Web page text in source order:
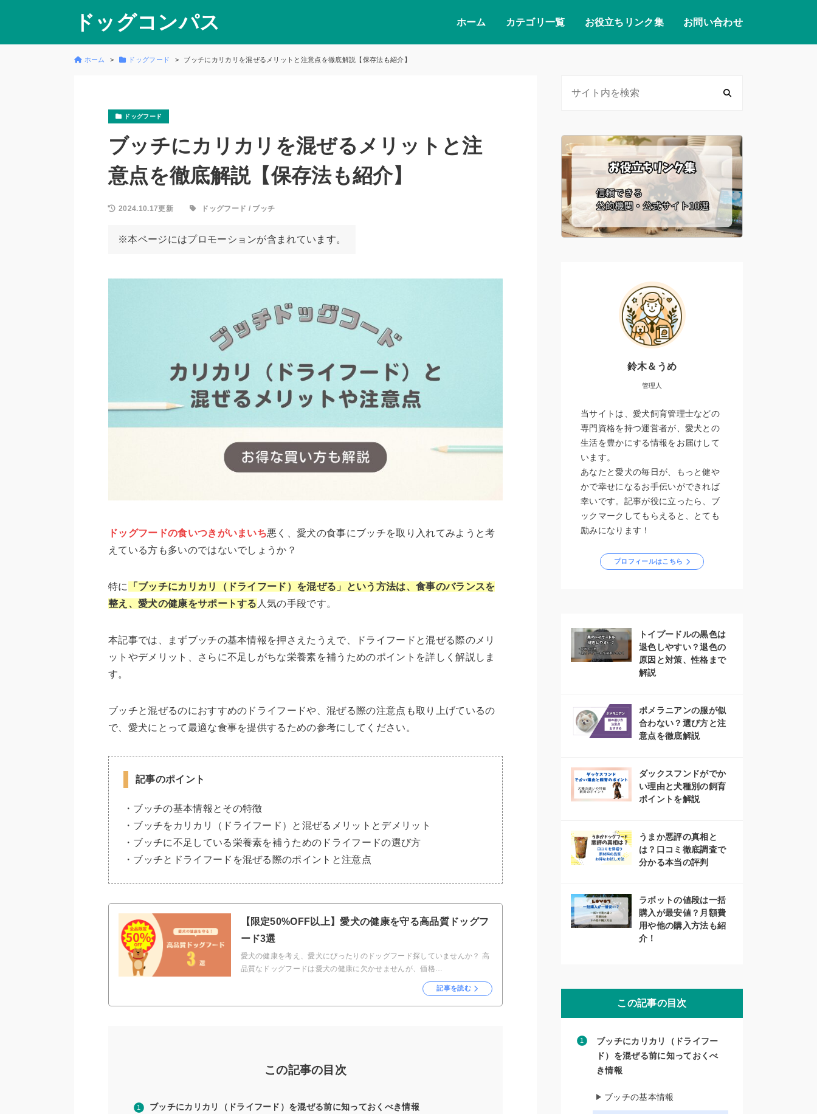
ドッグコンパス ホーム カテゴリ一覧 お役立ちリンク集 お問い合わせ
ホーム ドッグフード ブッチにカリカリを混ぜるメリットと注意点を徹底解説【保存法も紹介】
ドッグフード
ブッチにカリカリを混ぜるメリットと注
意点を徹底解説【保存法も紹介】
2024.10.17更新 ドッグフード / ブッチ
※本ページにはプロモーションが含まれています。
ドッグフードの食いつきがいまいち悪く、愛犬の食事にブッチを取り入れてみようと考
えている方も多いのではないでしょうか？
特に
「ブッチにカリカリ（ドライフード）を混ぜる」という方法は、食事のバランスを
整え、愛犬の健康をサポートする 人気の手段です。
本記事では、まずブッチの基本情報を押さえたうえで、ドライフードと混ぜる際のメリ
ットやデメリット、さらに不足しがちな栄養素を補うためのポイントを詳しく解説しま
す。
ブッチと混ぜるのにおすすめのドライフードや、混ぜる際の注意点も取り上げているの
で、愛犬にとって最適な食事を提供するための参考にしてください。
記事のポイント
・ブッチの基本情報とその特徴
・ブッチをカリカリ（ドライフード）と混ぜるメリットとデメリット
・ブッチに不足している栄養素を補うためのドライフードの選び方
・ブッチとドライフードを混ぜる際のポイントと注意点
【限定50%OFF以上】愛犬の健康を守る高品質ドッグフ
ード3選
愛犬の健康を考え、愛犬にぴったりのドッグフード探していませんか？ 高
品質なドッグフードは愛犬の健康に欠かせませんが、価格…
記事を読む
この記事の目次
ブッチにカリカリ（ドライフード）を混ぜる前に知っておくべき情報
鈴木＆うめ
管理人
当サイトは、愛犬飼育管理士などの
専門資格を持つ運営者が、愛犬との
生活を豊かにする情報をお届けして
います。
あなたと愛犬の毎日が、もっと健や
かで幸せになるお手伝いができれば
幸いです。記事が役に立ったら、ブ
ックマークしてもらえると、とても
励みになります！
プロフィールはこちら
トイプードルの黒色は
退色しやすい？退色の
原因と対策、性格まで
解説
ポメラニアンの服が似
合わない？選び方と注
意点を徹底解説
ダックスフンドがでか
い理由と犬種別の飼育
ポイントを解説
うまか悪評の真相と
は？口コミ徹底調査で
分かる本当の評判
ラボットの値段は一括
購入が最安値？月額費
用や他の購入方法も紹
介！
この記事の目次
ブッチにカリカリ（ドライフー
ド）を混ぜる前に知っておくべ
き情報
ブッチの基本情報